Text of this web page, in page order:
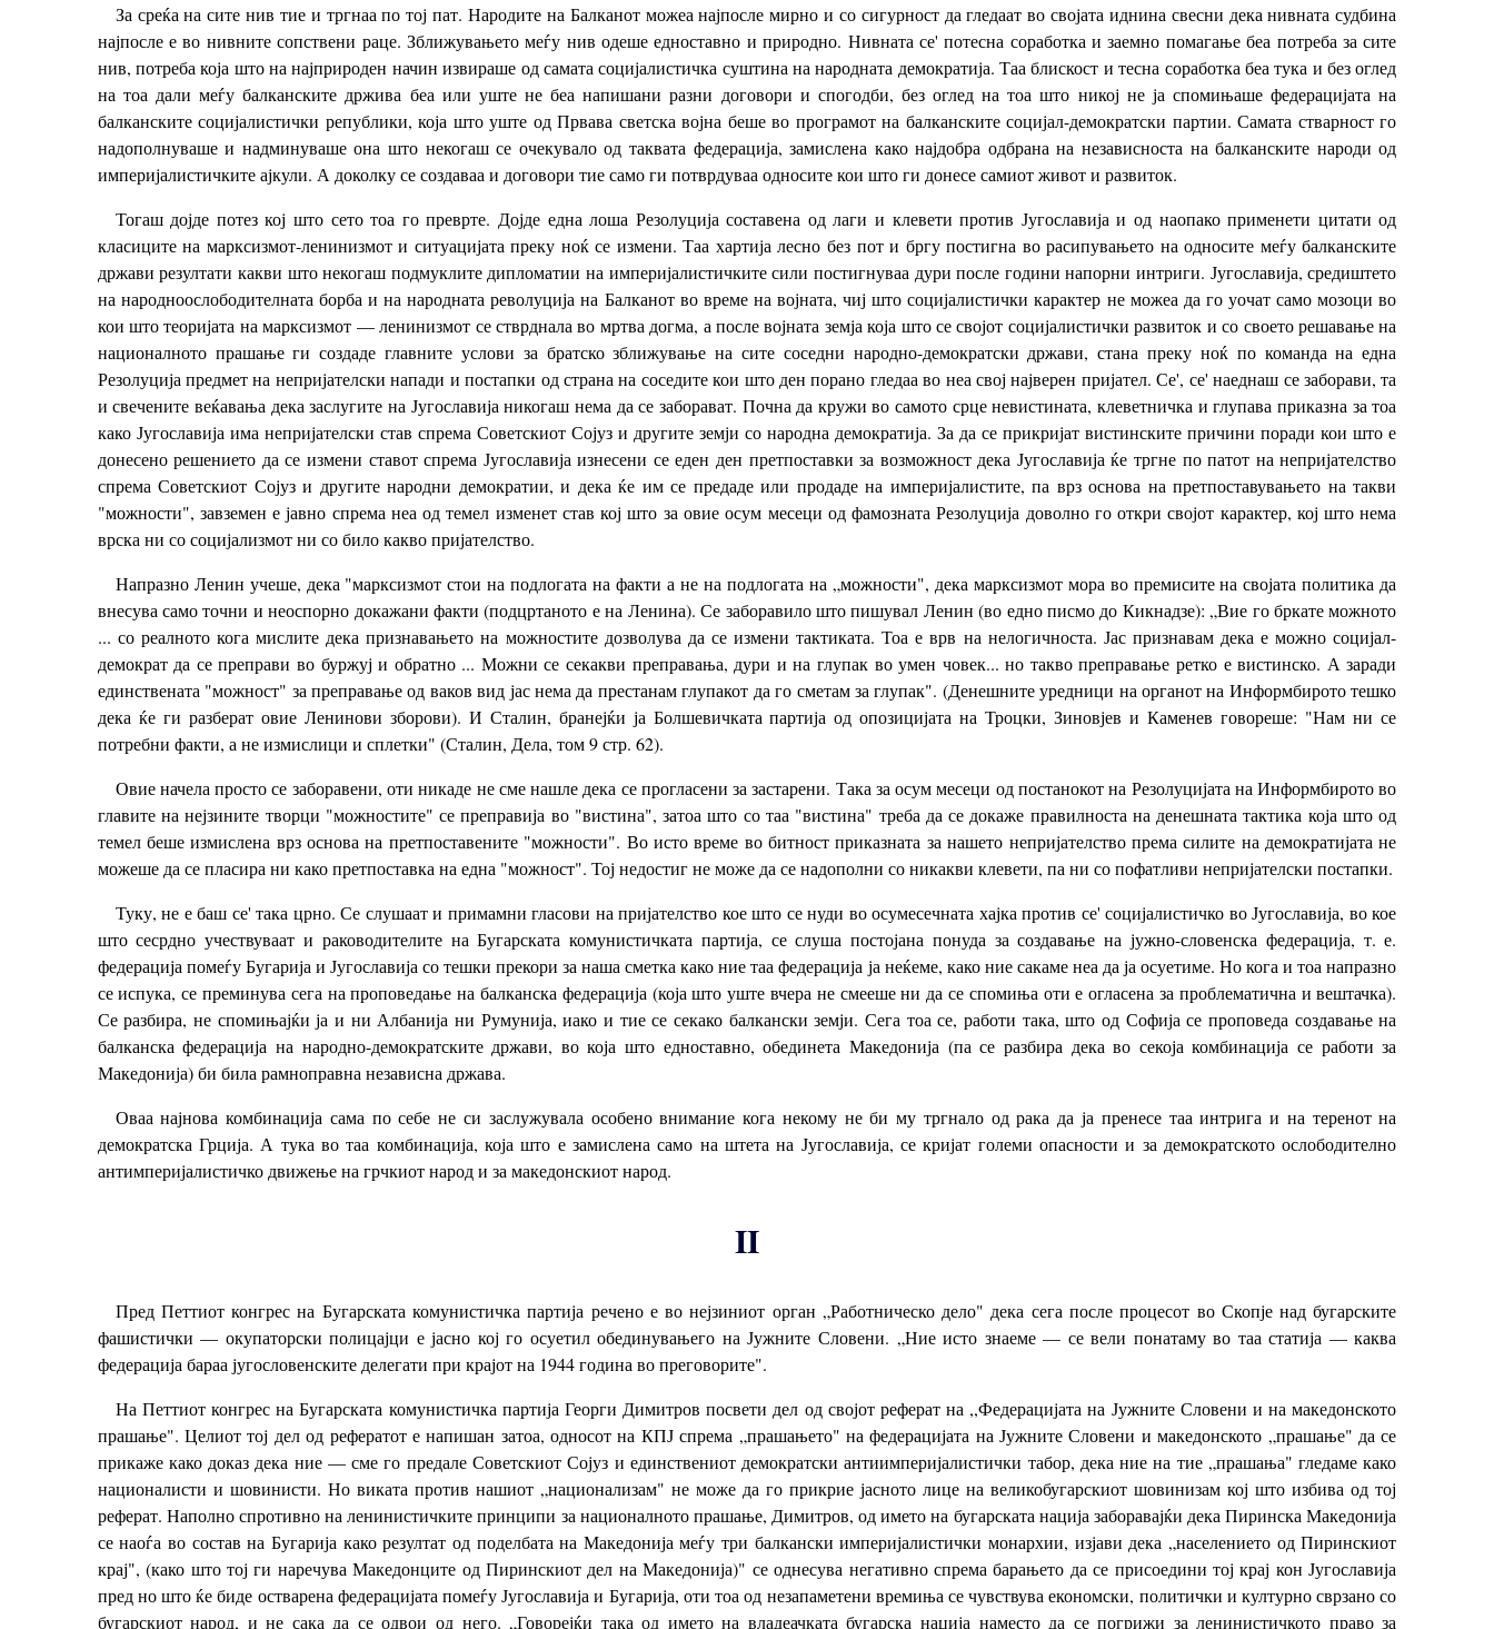
За среќа на сите нив тие и тргнаа по тој пат. Народите на Балканот можеа најпосле мирно и со сигурност да гледаат во својата иднина свесни дека нивната судбина
најпосле е во нивните сопствени раце. Зближувањето меѓу нив одеше едноставно и природно. Нивната се' потесна соработка и заемно помагање беа потреба за сите
нив, потреба која што на најприроден начин извираше од самата социјалистичка суштина на народната демократија. Таа блискост и тесна соработка беа тука и без оглед
на тоа дали меѓу балканските држива беа или уште не беа напишани разни договори и спогодби, без оглед на тоа што никој не ја спомињаше федерацијата на
балканските социјалистички републики, која што уште од Првава светска војна беше во програмот на балканските социјал-демократски партии. Самата стварност го
надополнуваше и надминуваше она што некогаш се очекувало од таквата федерација, замислена како најдобра одбрана на независноста на балканските народи од
империјалистичките ајкули. А доколку се создаваа и договори тие само ги потврдуваа односите кои што ги донесе самиот живот и развиток.
Тогаш дојде потез кој што сето тоа го преврте. Дојде една лоша Резолуција составена од лаги и клевети против Југославија и од наопако применети цитати од
класиците на марксизмот-ленинизмот и ситуацијата преку ноќ се измени. Таа хартија лесно без пот и бргу постигна во расипувањето на односите меѓу балканските
држави резултати какви што некогаш подмуклите дипломатии на империјалистичките сили постигнуваа дури после години напорни интриги. Југославија, средиштето
на народноослободителната борба и на народната револуција на Балканот во време на војната, чиј што социјалистички карактер не можеа да го уочат само мозоци во
кои што теоријата на марксизмот — ленинизмот се стврднала во мртва догма, а после војната земја која што се својот социјалистички развиток и со своето решавање на
националното прашање ги создаде главните услови за братско зближување на сите соседни народно-демократски држави, стана преку ноќ по команда на една
Резолуција предмет на непријателски напади и постапки од страна на соседите кои што ден порано гледаа во неа свој најверен пријател. Се', се' наеднаш се заборави, та
и свечените веќавања дека заслугите на Југославија никогаш нема да се заборават. Почна да кружи во самото срце невистината, клеветничка и глупава приказна за тоа
како Југославија има непријателски став спрема Советскиот Сојуз и другите земји со народна демократија. За да се прикријат вистинските причини поради кои што е
донесено решението да се измени ставот спрема Југославија изнесени се еден ден претпоставки за возможност дека Југославија ќе тргне по патот на непријателство
спрема Советскиот Сојуз и другите народни демократии, и дека ќе им се предаде или продаде на империјалистите, па врз основа на претпоставувањето на такви
"можности", завземен е јавно спрема неа од темел изменет став кој што за овие осум месеци од фамозната Резолуција доволно го откри својот карактер, кој што нема
врска ни со социјализмот ни со било какво пријателство.
Напразно Ленин учеше, дека "марксизмот стои на подлогата на факти а не на подлогата на „можности", дека марксизмот мора во премисите на својата политика да
внесува само точни и неоспорно докажани факти (подцртаното е на Ленина). Се заборавило што пишувал Ленин (во едно писмо до Кикнадзе): „Вие го бркате можното
... со реалното кога мислите дека признавањето на можностите дозволува да се измени тактиката. Тоа е врв на нелогичноста. Јас признавам дека е можно социјал-
демократ да се преправи во буржуј и обратно ... Можни се секакви преправања, дури и на глупак во умен човек... но такво преправање ретко е вистинско. А заради
единствената "можност" за преправање од ваков вид јас нема да престанам глупакот да го сметам за глупак". (Денешните уредници на органот на Информбирото тешко
дека ќе ги разберат овие Ленинови зборови). И Сталин, бранејќи ја Болшевичката партија од опозицијата на Троцки, Зиновјев и Каменев говореше: "Нам ни се
потребни факти, а не измислици и сплетки" (Сталин, Дела, том 9 стр. 62).
Овие начела просто се заборавени, оти никаде не сме нашле дека се прогласени за застарени. Така за осум месеци од постанокот на Резолуцијата на Информбирото во
главите на нејзините творци "можностите" се преправија во "вистина", затоа што со таа "вистина" треба да се докаже правилноста на денешната тактика која што од
темел беше измислена врз основа на претпоставените "можности". Во исто време во битност приказната за нашето непријателство према силите на демократијата не
можеше да се пласира ни како претпоставка на една "можност". Тој недостиг не може да се надополни со никакви клевети, па ни со пофатливи непријателски постапки.
Туку, не е баш се' така црно. Се слушаат и примамни гласови на пријателство кое што се нуди во осумесечната хајка против се' социјалистичко во Југославија, во кое
што сесрдно учествуваат и раководителите на Бугарската комунистичката партија, се слуша постојана понуда за создавање на јужно-словенска федерација, т. е.
федерација помеѓу Бугарија и Југославија со тешки прекори за наша сметка како ние таа федерација ја неќеме, како ние сакаме неа да ја осуетиме. Но кога и тоа напразно
се испука, се преминува сега на проповедање на балканска федерација (која што уште вчера не смееше ни да се спомиња оти е огласена за проблематична и вештачка).
Се разбира, не спомињајќи ја и ни Албанија ни Румунија, иако и тие се секако балкански земји. Сега тоа се, работи така, што од Софија се проповеда создавање на
балканска федерација на народно-демократските држави, во која што едноставно, обединета Македонија (па се разбира дека во секоја комбинација се работи за
Македонија) би била рамноправна независна држава.
Оваа најнова комбинација сама по себе не си заслужувала особено внимание кога некому не би му тргнало од рака да ја пренесе таа интрига и на теренот на
демократска Грција. А тука во таа комбинација, која што е замислена само на штета на Југославија, се кријат големи опасности и за демократското ослободително
антимперијалистичко движење на грчкиот народ и за македонскиот народ.
II
Пред Петтиот конгрес на Бугарската комунистичка партија речено е во нејзиниот орган „Работническо дело" дека сега после процесот во Скопје над бугарските
фашистички — окупаторски полицајци е јасно кој го осуетил обединувањего на Јужните Словени. „Ние исто знаеме — се вели понатаму во таа статија — каква
федерација бараа југословенските делегати при крајот на 1944 година во преговорите".
На Петтиот конгрес на Бугарската комунистичка партија Георги Димитров посвети дел од својот реферат на ,,Федерацијата на Јужните Словени и на македонското
прашање". Целиот тој дел од рефератот е напишан затоа, односот на КПЈ спрема „прашањето" на федерацијата на Јужните Словени и македонското „прашање" да се
прикаже како доказ дека ние — сме го предале Советскиот Сојуз и единствениот демократски антиимперијалистички табор, дека ние на тие „прашања" гледаме како
националисти и шовинисти. Но виката против нашиот „национализам" не може да го прикрие јасното лице на великобугарскиот шовинизам кој што избива од тој
реферат. Наполно спротивно на ленинистичките принципи за националното прашање, Димитров, од името на бугарската нација заборавајќи дека Пиринска Македонија
се наоѓа во состав на Бугарија како резултат од поделбата на Македонија меѓу три балкански империјалистички монархии, изјави дека „населението од Пиринскиот
крај", (како што тој ги наречува Македонците од Пиринскиот дел на Македонија)" се однесува негативно спрема барањето да се присоедини тој крај кон Југославија
пред но што ќе биде остварена федерацијата помеѓу Југославија и Бугарија, оти тоа од незапаметени времиња се чувствува економски, политички и културно сврзано со
бугарскиот народ, и не сака да се одвои од него. „Говорејќи така од името на владеачката бугарска нација наместо да се погрижи за ленинистичкото право за